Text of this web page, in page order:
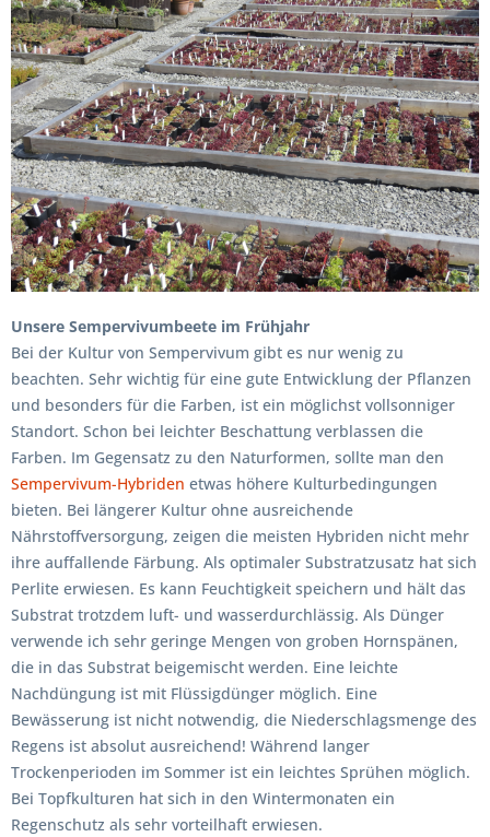
Unsere Sempervivumbeete im Frühjahr
Bei der Kultur von Sempervivum gibt es nur wenig zu
beachten. Sehr wichtig für eine gute Entwicklung der Pflanzen
und besonders für die Farben, ist ein möglichst vollsonniger
Standort. Schon bei leichter Beschattung verblassen die
Farben. Im Gegensatz zu den Naturformen, sollte man den
Sempervivum-Hybriden etwas höhere Kulturbedingungen
bieten. Bei längerer Kultur ohne ausreichende
Nährstoffversorgung, zeigen die meisten Hybriden nicht mehr
ihre auffallende Färbung. Als optimaler Substratzusatz hat sich
Perlite erwiesen. Es kann Feuchtigkeit speichern und hält das
Substrat trotzdem luft- und wasserdurchlässig. Als Dünger
verwende ich sehr geringe Mengen von groben Hornspänen,
die in das Substrat beigemischt werden. Eine leichte
Nachdüngung ist mit Flüssigdünger möglich. Eine
Bewässerung ist nicht notwendig, die Niederschlagsmenge des
Regens ist absolut ausreichend! Während langer
Trockenperioden im Sommer ist ein leichtes Sprühen möglich.
Bei Topfkulturen hat sich in den Wintermonaten ein
Regenschutz als sehr vorteilhaft erwiesen.